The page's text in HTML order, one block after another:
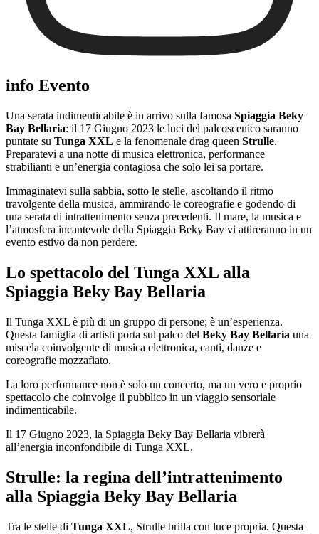
info Evento
Una serata indimenticabile è in arrivo sulla famosa Spiaggia Beky
Bay Bellaria: il 17 Giugno 2023 le luci del palcoscenico saranno
puntate su Tunga XXL e la fenomenale drag queen Strulle.
Preparatevi a una notte di musica elettronica, performance
strabilianti e un’energia contagiosa che solo lei sa portare.
Immaginatevi sulla sabbia, sotto le stelle, ascoltando il ritmo
travolgente della musica, ammirando le coreografie e godendo di
una serata di intrattenimento senza precedenti. Il mare, la musica e
l’atmosfera incantevole della Spiaggia Beky Bay vi attireranno in un
evento estivo da non perdere.
Lo spettacolo del Tunga XXL alla
Spiaggia Beky Bay Bellaria
Il Tunga XXL è più di un gruppo di persone; è un’esperienza.
Questa famiglia di artisti porta sul palco del Beky Bay Bellaria una
miscela coinvolgente di musica elettronica, canti, danze e
coreografie mozzafiato.
La loro performance non è solo un concerto, ma un vero e proprio
spettacolo che coinvolge il pubblico in un viaggio sensoriale
indimenticabile.
Il 17 Giugno 2023, la Spiaggia Beky Bay Bellaria vibrerà
all’energia inconfondibile di Tunga XXL.
Strulle: la regina dell’intrattenimento
alla Spiaggia Beky Bay Bellaria
Tra le stelle di Tunga XXL, Strulle brilla con luce propria. Questa